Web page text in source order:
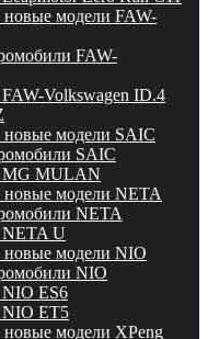
новые модели FAW-
FAW-
Volkswagen ID.4
новые модели SAIC
SAIC
MULAN
новые модели NETA
NETA
U
новые модели NIO
NIO
ES6
ET5
новые модели XPeng